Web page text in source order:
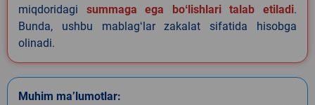
miqdoridagi summaga ega boʻlishlari talab etiladi.
Bunda, ushbu mablagʻlar zakalat sifatida hisobga
olinadi.
Muhim ma’lumotlar: